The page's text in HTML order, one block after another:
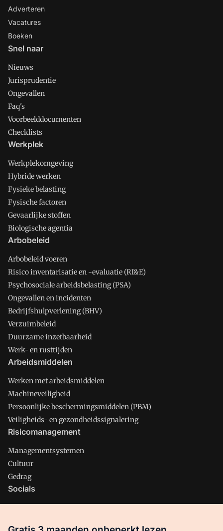
Adverteren
Vacatures
Boeken
Snel naar
Nieuws
Jurisprudentie
Ongevallen
Faq's
Voorbeelddocumenten
Checklists
Werkplek
Werkplekomgeving
Hybride werken
Fysieke belasting
Fysische factoren
Gevaarlijke stoffen
Biologische agentia
Arbobeleid
Arbobeleid voeren
Risico inventarisatie en -evaluatie (RI&E)
Psychosociale arbeidsbelasting (PSA)
Ongevallen en incidenten
Bedrijfshulpverlening (BHV)
Verzuimbeleid
Duurzame inzetbaarheid
Werk- en rusttijden
Arbeidsmiddelen
Werken met arbeidsmiddelen
Machineveiligheid
Persoonlijke beschermingsmiddelen (PBM)
Veiligheids- en gezondheidssignalering
Risicomanagement
Managementsystemen
Cultuur
Gedrag
Socials